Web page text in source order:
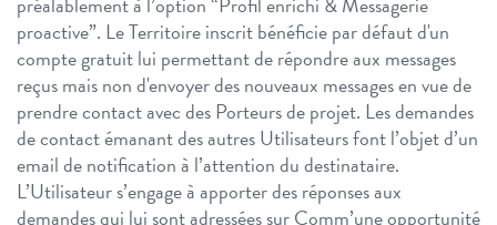
proactive”. Le Territoire inscrit bénéficie par défaut d'un
compte gratuit lui permettant de répondre aux messages
reçus mais non d'envoyer des nouveaux messages en vue de
prendre contact avec des Porteurs de projet. Les demandes
de contact émanant des autres Utilisateurs font l’objet d’un
email de notification à l’attention du destinataire.
L’Utilisateur s’engage à apporter des réponses aux
demandes qui lui sont adressées sur Comm’une opportunité